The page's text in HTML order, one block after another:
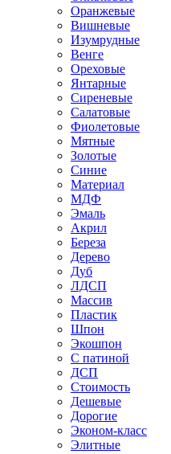
Оранжевые
Вишневые
Изумрудные
Венге
Ореховые
Янтарные
Сиреневые
Салатовые
Фиолетовые
Мятные
Золотые
Синие
Материал
МДФ
Эмаль
Акрил
Береза
Дерево
Дуб
ЛДСП
Массив
Пластик
Шпон
Экошпон
С патиной
ДСП
Стоимость
Дешевые
Дорогие
Эконом-класс
Элитные